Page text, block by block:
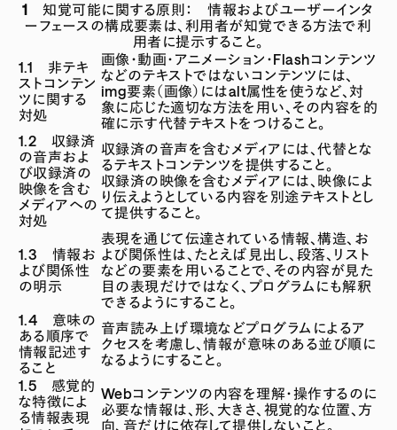
1 知覚可能に関する原則： 情報およびユーザーインタ
ーフェースの構成要素は、利用者が知覚できる方法で利
用者に提示すること。
1.1 非テキ
ストコンテン
ツに関する
対処
画像・動画・アニメーション・Flashコンテンツ
などのテキストではないコンテンツには、
img要素（画像）にはalt属性を使うなど、対
象に応じた適切な方法を用い、その内容を的
確に示す代替テキストをつけること。
1.2 収録済
の音声およ
び収録済の
映像を含む
メディアへの
対処
収録済の音声を含むメディアには、代替とな
るテキストコンテンツを提供すること。
収録済の映像を含むメディアには、映像によ
り伝えようとしている内容を別途テキストとし
て提供すること。
1.3 情報お
よび関係性
の明示
表現を通じて伝達されている情報、構造、お
よび関係性は、たとえば見出し、段落、リスト
などの要素を用いることで、その内容が見た
目の表現だけではなく、プログラムにも解釈
できるようにすること。
1.4 意味の
ある順序で
情報記述す
ること
音声読み上げ環境などプログラムによるア
クセスを考慮し、情報が意味のある並び順に
なるようにすること。
1.5 感覚的
な特徴によ
る情報表現
Webコンテンツの内容を理解・操作するのに
必要な情報は、形、大きさ、視覚的な位置、方
向、音だけに依存して提供しないこと。